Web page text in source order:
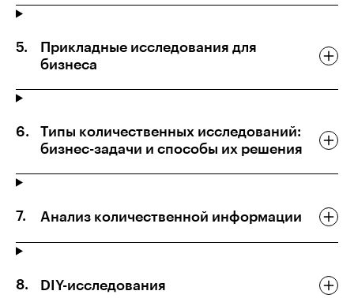
Прикладные исследования для
бизнеса
Типы количественных исследований:
бизнес-задачи и способы их решения
Анализ количественной информации
DIY-исследования